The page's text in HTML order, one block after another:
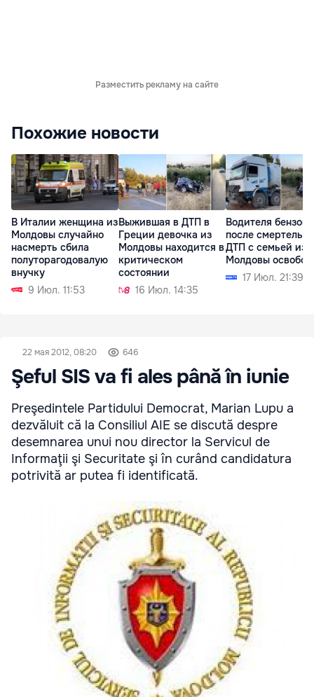
Разместить рекламу на сайте
Похожие новости
В Италии женщина из
Молдовы случайно
насмерть сбила
полуторагодовалую
внучку
9 Июл. 11:53
Выжившая в ДТП в
Греции девочка из
Молдовы находится в
критическом
состоянии
16 Июл. 14:35
Водителя
после
ДТП с семьей из
Молдовы
17 Июл. 21:39
22 мая 2012, 08:20 646
Şeful SIS va fi ales până în iunie
Preşedintele Partidului Democrat, Marian Lupu a
dezvăluit că la Consiliul AIE se discută despre
desemnarea unui nou director la Servicul de
Informaţii şi Securitate şi în curând candidatura
potrivită ar putea fi identificată.